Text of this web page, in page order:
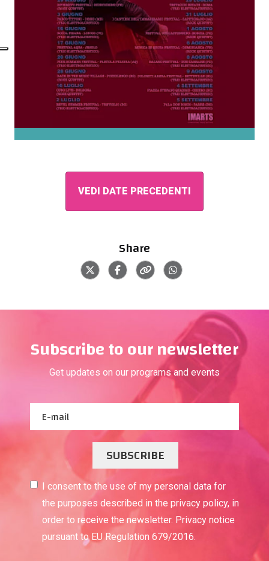
VEDI DATE PRECEDENTI
Share
Subscribe to our newsletter
Get updates on our programs and events
SUBSCRIBE
I consent to the use of my personal data for
the purposes described in the privacy policy, in
order to receive the newsletter. Privacy notice
pursuant to EU Regulation 679/2016.